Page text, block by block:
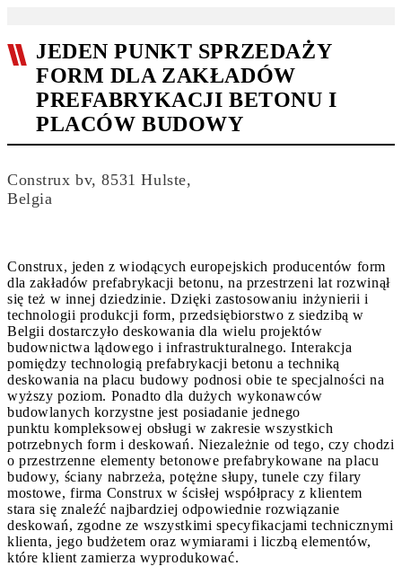
JEDEN PUNKT SPRZEDAŻY
FORM DLA ZAKŁADÓW
PREFABRYKACJI BETONU I
PLACÓW BUDOWY
Construx bv, 8531 Hulste,
Belgia
Construx, jeden z wiodących europejskich producentów form
dla zakładów prefabrykacji betonu, na przestrzeni lat rozwinął
się też w innej dziedzinie. Dzięki zastosowaniu inżynierii i
technologii produkcji form, przedsiębiorstwo z siedzibą w
Belgii dostarczyło deskowania dla wielu projektów
budownictwa lądowego i infrastrukturalnego. Interakcja
pomiędzy technologią prefabrykacji betonu a techniką
deskowania na placu budowy podnosi obie te specjalności na
wyższy poziom. Ponadto dla dużych wykonawców
budowlanych korzystne jest posiadanie jednego
punktu kompleksowej obsługi w zakresie wszystkich
potrzebnych form i deskowań. Niezależnie od tego, czy chodzi
o przestrzenne elementy betonowe prefabrykowane na placu
budowy, ściany nabrzeża, potężne słupy, tunele czy filary
mostowe, firma Construx w ścisłej współpracy z klientem
stara się znaleźć najbardziej odpowiednie rozwiązanie
deskowań, zgodne ze wszystkimi specyfikacjami technicznymi
klienta, jego budżetem oraz wymiarami i liczbą elementów,
które klient zamierza wyprodukować.